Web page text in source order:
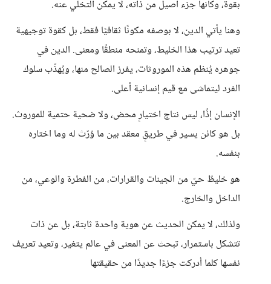
بقوة، وكأنها جزء أصيل من ذاته، لا يمكن التخلي عنه.
وهنا يأتي الدين، لا بوصفه مكونًا ثقافيًا فقط، بل كقوة توجيهية
تعيد ترتيب هذا الخليط، وتمنحه منطقًا ومعنى. الدين في
جوهره يُنظم هذه الموروثات، يفرز الصالح منها، ويُهذّب سلوك
الفرد ليتماشى مع قيم إنسانية أعلى.
الإنسان إذًا، ليس نتاج اختيارٍ محض، ولا ضحية حتمية للموروث.
بل هو كائن يسير في طريقٍ معقد بين ما وُرّث له وما اختاره
بنفسه.
هو خليطٌ حيّ من الجينات والقرارات، من الفطرة والوعي، من
الداخل والخارج.
ولذلك، لا يمكن الحديث عن هوية واحدة ثابتة، بل عن ذات
تتشكل باستمرار، تبحث عن المعنى في عالم يتغير، وتعيد تعريف
نفسها كلما أدركت جزءًا جديدًا من حقيقتها